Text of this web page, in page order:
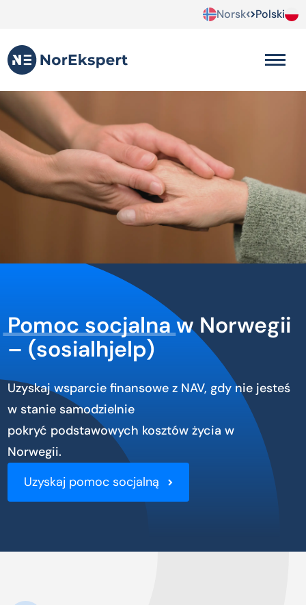
Norsk Polski
Pomoc socjalnaw Norwegii
– (sosialhjelp)
Uzyskaj wsparcie finansowe z NAV, gdy nie jesteś
w stanie samodzielnie
pokryć podstawowych kosztów życia w
Norwegii.
Uzyskaj pomoc socjalną